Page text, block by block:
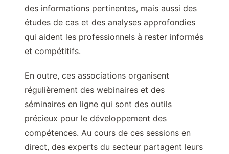
des informations pertinentes, mais aussi des
études de cas et des analyses approfondies
qui aident les professionnels à rester informés
et compétitifs.
En outre, ces associations organisent
régulièrement des webinaires et des
séminaires en ligne qui sont des outils
précieux pour le développement des
compétences. Au cours de ces sessions en
direct, des experts du secteur partagent leurs